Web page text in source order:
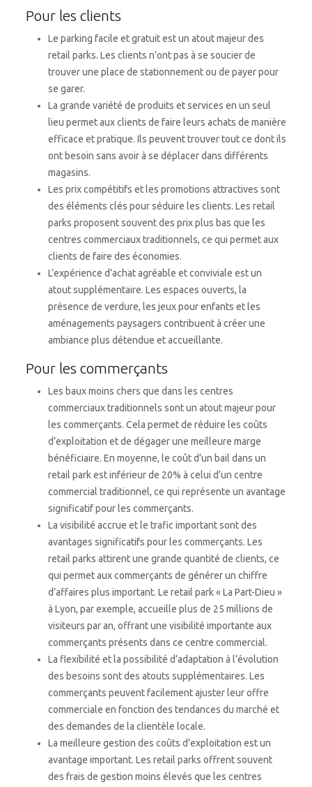
Pour les clients
Le parking facile et gratuit est un atout majeur des
retail parks. Les clients n’ont pas à se soucier de
trouver une place de stationnement ou de payer pour
se garer.
La grande variété de produits et services en un seul
lieu permet aux clients de faire leurs achats de manière
efficace et pratique. Ils peuvent trouver tout ce dont ils
ont besoin sans avoir à se déplacer dans différents
magasins.
Les prix compétitifs et les promotions attractives sont
des éléments clés pour séduire les clients. Les retail
parks proposent souvent des prix plus bas que les
centres commerciaux traditionnels, ce qui permet aux
clients de faire des économies.
L’expérience d’achat agréable et conviviale est un
atout supplémentaire. Les espaces ouverts, la
présence de verdure, les jeux pour enfants et les
aménagements paysagers contribuent à créer une
ambiance plus détendue et accueillante.
Pour les commerçants
Les baux moins chers que dans les centres
commerciaux traditionnels sont un atout majeur pour
les commerçants. Cela permet de réduire les coûts
d’exploitation et de dégager une meilleure marge
bénéficiaire. En moyenne, le coût d’un bail dans un
retail park est inférieur de 20% à celui d’un centre
commercial traditionnel, ce qui représente un avantage
significatif pour les commerçants.
La visibilité accrue et le trafic important sont des
avantages significatifs pour les commerçants. Les
retail parks attirent une grande quantité de clients, ce
qui permet aux commerçants de générer un chiffre
d’affaires plus important. Le retail park « La Part-Dieu »
à Lyon, par exemple, accueille plus de 25 millions de
visiteurs par an, offrant une visibilité importante aux
commerçants présents dans ce centre commercial.
La flexibilité et la possibilité d’adaptation à l’évolution
des besoins sont des atouts supplémentaires. Les
commerçants peuvent facilement ajuster leur offre
commerciale en fonction des tendances du marché et
des demandes de la clientèle locale.
La meilleure gestion des coûts d’exploitation est un
avantage important. Les retail parks offrent souvent
des frais de gestion moins élevés que les centres